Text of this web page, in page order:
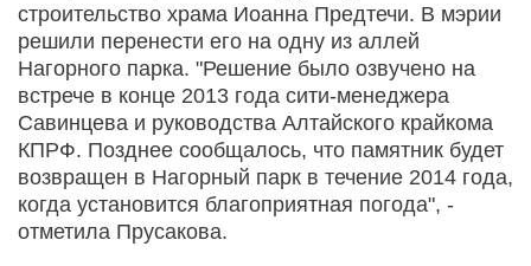
строительство храма Иоанна Предтечи. В мэрии
решили перенести его на одну из аллей
Нагорного парка. "Решение было озвучено на
встрече в конце 2013 года сити-менеджера
Савинцева и руководства Алтайского крайкома
КПРФ. Позднее сообщалось, что памятник будет
возвращен в Нагорный парк в течение 2014 года,
когда установится благоприятная погода", -
отметила Прусакова.